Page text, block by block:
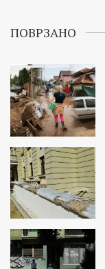
ПОВРЗАНО